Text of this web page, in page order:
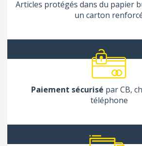
Articles protégés dans du papier
un carton
Paiement sécurisé par CB,
téléphone